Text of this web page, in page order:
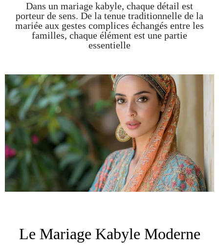
Dans un mariage kabyle, chaque détail est
porteur de sens. De la tenue traditionnelle de la
mariée aux gestes complices échangés entre les
familles, chaque élément est une partie
essentielle
Le Mariage Kabyle Moderne